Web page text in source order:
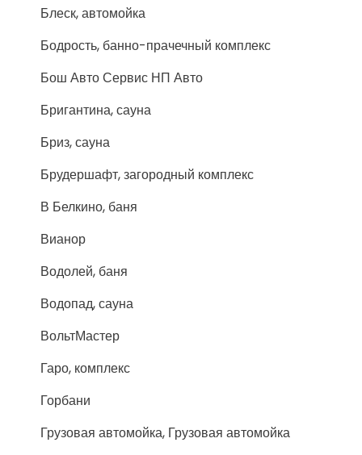
Блеск, автомойка
Бодрость, банно-прачечный комплекс
Бош Авто Сервис НП Авто
Бригантина, сауна
Бриз, сауна
Брудершафт, загородный комплекс
В Белкино, баня
Вианор
Водолей, баня
Водопад, сауна
ВольтМастер
Гаро, комплекс
Горбани
Грузовая автомойка, Грузовая автомойка